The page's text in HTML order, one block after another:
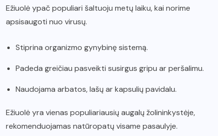
Ežiuolė ypač populiari šaltuoju metų laiku, kai norime
apsisaugoti nuo virusų.
Stiprina organizmo gynybinę sistemą.
Padeda greičiau pasveikti susirgus gripu ar peršalimu.
Naudojama arbatos, lašų ar kapsulių pavidalu.
Ežiuolė yra vienas populiariausių augalų žolininkystėje,
rekomenduojamas natūropatų visame pasaulyje.